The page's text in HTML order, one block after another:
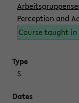
Perception and
Course taught in
S